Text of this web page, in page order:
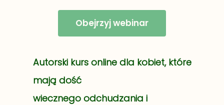
Obejrzyj webinar
Autorski kurs online dla kobiet, które
mają dość
wiecznego odchudzania i